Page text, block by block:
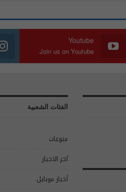
Youtube
Join us on Youtube
الفئات الشعبية
منوعات
آخر الاخبار
أخبار موبايل